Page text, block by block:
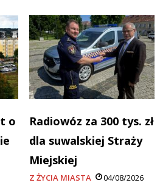
o
Radiowóz za 300 tys. zł
dla suwalskiej Straży
Miejskiej
Z ŻYCIA MIASTA 04/08/2026